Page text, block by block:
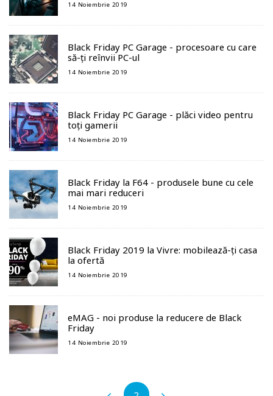
14 Noiembrie 2019
Black Friday PC Garage - procesoare cu care
să-ți reînvii PC-ul
14 Noiembrie 2019
Black Friday PC Garage - plăci video pentru
toți gamerii
14 Noiembrie 2019
Black Friday la F64 - produsele bune cu cele
mai mari reduceri
14 Noiembrie 2019
Black Friday 2019 la Vivre: mobilează-ți casa
la ofertă
14 Noiembrie 2019
eMAG - noi produse la reducere de Black
Friday
14 Noiembrie 2019